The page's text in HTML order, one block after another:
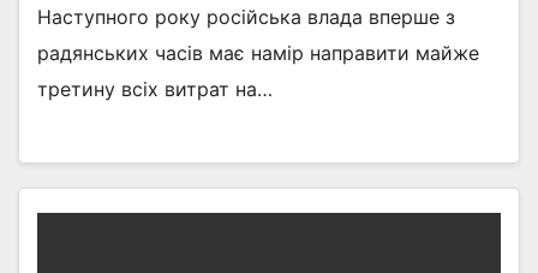
Наступного року російська влада вперше з
радянських часів має намір направити майже
третину всіх витрат на…